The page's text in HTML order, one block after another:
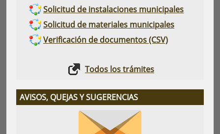
Solicitud de instalaciones municipales
Solicitud de materiales municipales
Verificación de documentos (CSV)
Todos los trámites
AVISOS, QUEJAS Y SUGERENCIAS